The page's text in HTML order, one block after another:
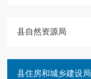
县自然资源局
县住房和城乡建设局